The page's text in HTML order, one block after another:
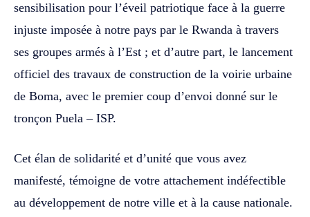
sensibilisation pour l’éveil patriotique face à la guerre
injuste imposée à notre pays par le Rwanda à travers
ses groupes armés à l’Est ; et d’autre part, le lancement
officiel des travaux de construction de la voirie urbaine
de Boma, avec le premier coup d’envoi donné sur le
tronçon Puela – ISP.
Cet élan de solidarité et d’unité que vous avez
manifesté, témoigne de votre attachement indéfectible
au développement de notre ville et à la cause nationale.